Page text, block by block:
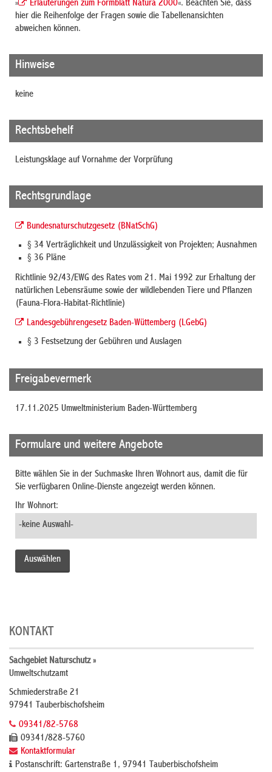
» Erläuterungen zum Formblatt Natura 2000«. Beachten Sie, dass
hier die Reihenfolge der Fragen sowie die Tabellenansichten
abweichen können.
Hinweise
keine
Rechtsbehelf
Leistungsklage auf Vornahme der Vorprüfung
Rechtsgrundlage
Bundesnaturschutzgesetz (BNatSchG)
§ 34 Verträglichkeit und Unzulässigkeit von Projekten; Ausnahmen
§ 36 Pläne
Richtlinie 92/43/EWG des Rates vom 21. Mai 1992 zur Erhaltung der
natürlichen Lebensräume sowie der wildlebenden Tiere und Pflanzen
(Fauna-Flora-Habitat-Richtlinie)
Landesgebührengesetz Baden-Wüttemberg (LGebG)
§ 3 Festsetzung der Gebühren und Auslagen
Freigabevermerk
17.11.2025 Umweltministerium Baden-Württemberg
Formulare und weitere Angebote
Bitte wählen Sie in der Suchmaske Ihren Wohnort aus, damit die für
Sie verfügbaren Online-Dienste angezeigt werden können.
Ihr Wohnort:
KONTAKT
Sachgebiet Naturschutz »
Umweltschutzamt
Schmiederstraße 21
97941 Tauberbischofsheim
09341/82-5768
09341/828-5760
Kontaktformular
Postanschrift: Gartenstraße 1, 97941 Tauberbischofsheim